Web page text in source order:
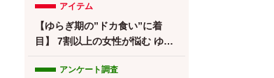
アイテム
【ゆらぎ期の”ドカ食い”に着
目】 7割以上の女性が悩む ゆら
リ『Calme（カルメ）』8月3日
アンケート調査